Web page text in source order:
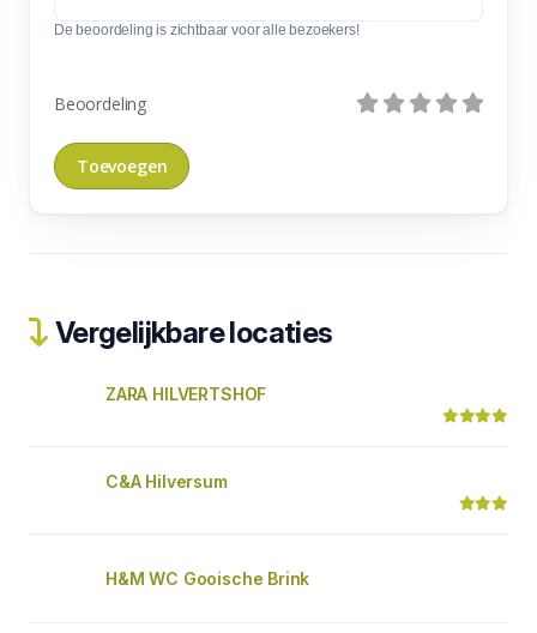
De beoordeling is zichtbaar voor alle bezoekers!
Beoordeling
Vergelijkbare locaties
ZARA HILVERTSHOF
C&A Hilversum
H&M WC Gooische Brink